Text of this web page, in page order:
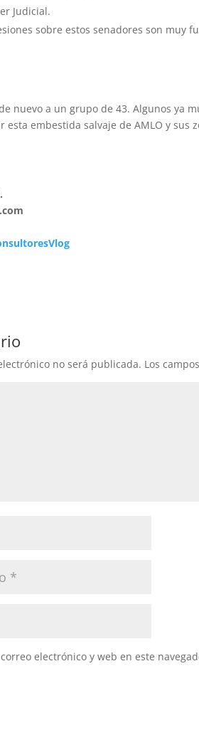
Judicial.
sobre estos senadores son muy
nuevo a un grupo de 43. Algunos ya
esta embestida salvaje de AMLO y sus
no será publicada. Los
electrónico y web en este